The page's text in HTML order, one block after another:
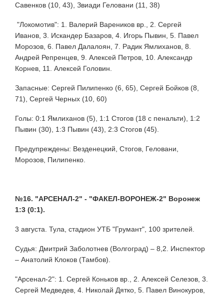
Савенков (10, 43), Звиади Геловани (11, 38)
"Локомотив": 1. Валерий Вареников вр., 2. Сергей
Иванов, 3. Искандер Базаров, 4. Игорь Пывин, 5. Павел
Морозов, 6. Павел Далалоян, 7. Радик Ямлиханов, 8.
Андрей Репренцев, 9. Алексей Петров, 10. Александр
Корнев, 11. Алексей Головин.
Запасные: Сергей Пилипенко (6, 65), Сергей Бойков (8,
71), Сергей Черных (10, 60)
Голы: 0:1 Ямлиханов (5), 1:1 Стогов (18 с пенальти), 1:2
Пывин (30), 1:3 Пывин (43), 2:3 Стогов (45).
Предупреждены: Везденецкий, Стогов, Геловани,
Морозов, Пилипенко.
№16. "АРСЕНАЛ-2" - "ФАКЕЛ-ВОРОНЕЖ-2" Воронеж
1:3 (0:1).
3 августа. Тула, стадион УТБ "Грумант", 100 зрителей.
Судья: Дмитрий Заболотнев (Волгоград) – 8,2. Инспектор
– Анатолий Клоков (Тамбов).
"Арсенал-2": 1. Сергей Коньков вр., 2. Алексей Селезов, 3.
Сергей Медведев, 4. Николай Дятко, 5. Павел Винокуров,